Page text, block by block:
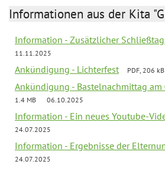
Informationen aus der Kita
Information - Zusätzlicher
11.11.2025
Ankündigung - Lichterfest PDF, 206 kB
Ankündigung - Bastelnachmittag am
1.4 MB
06.10.2025
Information - Ein neues Youtube-
24.07.2025
Information - Ergebnisse der
24.07.2025